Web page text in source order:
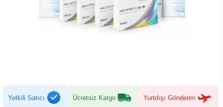
Yetkili Satıcı Ücretsiz Kargo Yurtdışı Gönderim